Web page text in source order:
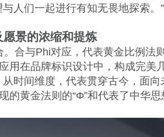
人们一起进行有知无畏地探索。”
景的浓缩和提炼
合与Phi对应，代表黄金比例法则
用在品牌标识设计中，构成完美
时间维度，代表贯穿古今，面向
的黄金法则的“Φ”和代表了中华思